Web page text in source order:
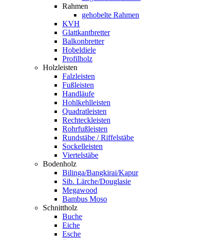
Rahmen
gehobelte Rahmen
KVH
Glattkantbretter
Balkonbretter
Hobeldiele
Profilholz
Holzleisten
Falzleisten
Fußleisten
Handläufe
Hohlkehlleisten
Quadratleisten
Rechteckleisten
Rohrfußleisten
Rundstäbe / Riffelstäbe
Sockelleisten
Viertelstäbe
Bodenholz
Bilinga/Bangkirai/Kapur
Sib. Lärche/Douglasie
Megawood
Bambus Moso
Schnittholz
Buche
Eiche
Esche